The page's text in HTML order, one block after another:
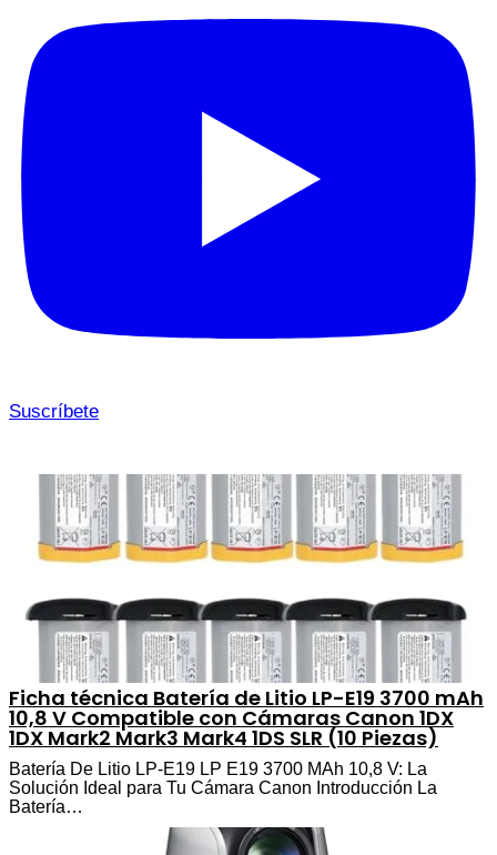
Suscríbete
Ficha técnica Batería de Litio LP-E19 3700 mAh
10,8 V Compatible con Cámaras Canon 1DX
1DX Mark2 Mark3 Mark4 1DS SLR (10 Piezas)
Batería De Litio LP-E19 LP E19 3700 MAh 10,8 V: La
Solución Ideal para Tu Cámara Canon Introducción La
Batería…